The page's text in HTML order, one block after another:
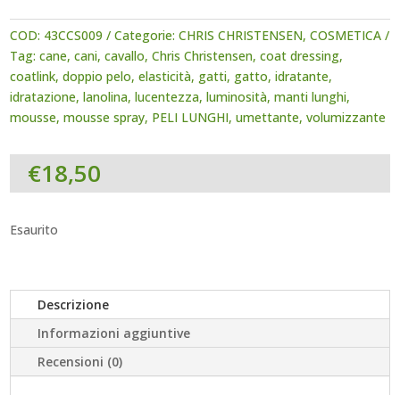
COD: 43CCS009 Categorie:CHRIS CHRISTENSEN,COSMETICA
Tag:cane,cani,cavallo,Chris Christensen,coat dressing,
coatlink,doppio pelo,elasticità, gatti, gatto,idratante,
idratazione,lanolina,lucentezza,luminosità,manti lunghi,
mousse,mousse spray, PELI LUNGHI,umettante,volumizzante
€18,50
Esaurito
Descrizione
Informazioni aggiuntive
Recensioni (0)